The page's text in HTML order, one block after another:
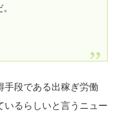
手段である出稼ぎ労働
いるらしいと言うニュー